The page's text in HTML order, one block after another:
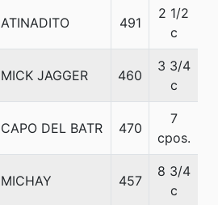
ATINADITO 491
2 1/2
c
MICK JAGGER 460
3 3/4
c
CAPO DEL BATR 470
7
cpos.
MICHAY 457
8 3/4
c